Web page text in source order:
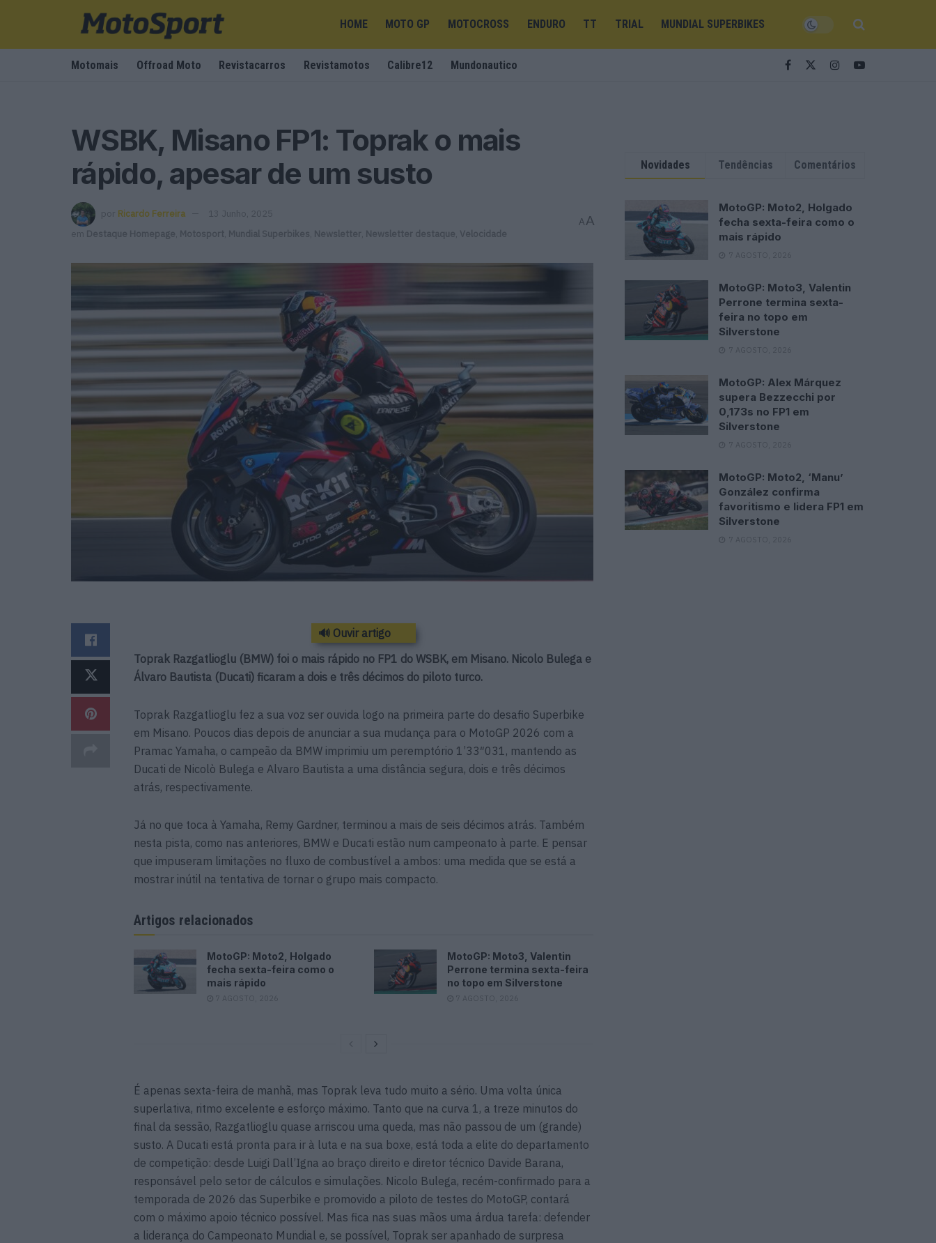
HOME MOTO GP MOTOCROSS ENDURO TT TRIAL MUNDIAL SUPERBIKES
Motomais Offroad Moto Revistacarros Revistamotos Calibre12 Mundonautico
WSBK, Misano FP1: Toprak o mais
rápido, apesar de um susto
por Ricardo Ferreira
13 Junho, 2025
em
Destaque Homepage Motosport Mundial Superbikes Newsletter Newsletter destaque Velocidade
AA
🔊 Ouvir artigo
Toprak Razgatlioglu (BMW) foi o mais rápido no FP1 do WSBK, em Misano. Nicolo Bulega e
Álvaro Bautista (Ducati) ficaram a dois e três décimos do piloto turco.
Toprak Razgatlioglu fez a sua voz ser ouvida logo na primeira parte do desafio Superbike
em Misano. Poucos dias depois de anunciar a sua mudança para o MotoGP 2026 com a
Pramac Yamaha, o campeão da BMW imprimiu um peremptório 1’33″031, mantendo as
Ducati de Nicolò Bulega e Alvaro Bautista a uma distância segura, dois e três décimos
atrás, respectivamente.
Já no que toca à Yamaha, Remy Gardner, terminou a mais de seis décimos atrás. Também
nesta pista, como nas anteriores, BMW e Ducati estão num campeonato à parte. E pensar
que impuseram limitações no fluxo de combustível a ambos: uma medida que se está a
mostrar inútil na tentativa de tornar o grupo mais compacto.
Artigos relacionados
MotoGP: Moto2, Holgado
fecha sexta-feira como o
mais rápido
7 AGOSTO, 2026
MotoGP: Moto3, Valentin
Perrone termina sexta-feira
no topo em Silverstone
7 AGOSTO, 2026
É apenas sexta-feira de manhã, mas Toprak leva tudo muito a sério. Uma volta única
superlativa, ritmo excelente e esforço máximo. Tanto que na curva 1, a treze minutos do
final da sessão, Razgatlioglu quase arriscou uma queda, mas não passou de um (grande)
susto. A Ducati está pronta para ir à luta e na sua boxe, está toda a elite do departamento
de competição: desde Luigi Dall’Igna ao braço direito e diretor técnico Davide Barana,
responsável pelo setor de cálculos e simulações. Nicolo Bulega, recém-confirmado para a
temporada de 2026 das Superbike e promovido a piloto de testes do MotoGP, contará
com o máximo apoio técnico possível. Mas fica nas suas mãos uma árdua tarefa: defender
a liderança do Campeonato Mundial e, se possível, Toprak ser apanhado de surpresa
Novidades Tendências Comentários
MotoGP: Moto2, Holgado
fecha sexta-feira como o
mais rápido
7 AGOSTO, 2026
MotoGP: Moto3, Valentin
Perrone termina sexta-
feira no topo em
Silverstone
7 AGOSTO, 2026
MotoGP: Alex Márquez
supera Bezzecchi por
0,173s no FP1 em
Silverstone
7 AGOSTO, 2026
MotoGP: Moto2, ‘Manu’
González confirma
favoritismo e lidera FP1 em
Silverstone
7 AGOSTO, 2026